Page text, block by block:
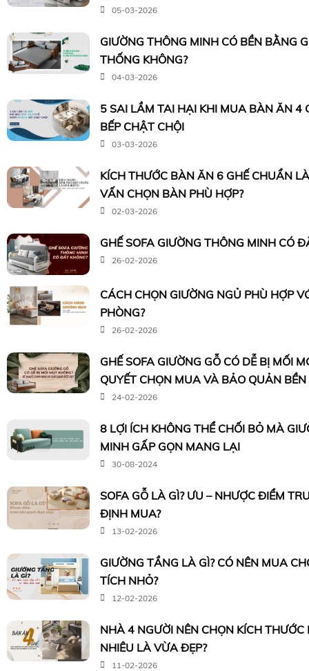
05-03-2026
GIƯỜNG THÔNG MINH CÓ BỀN BẰNG
THỐNG KHÔNG?
04-03-2026
5 SAI LẦM TAI HẠI KHI MUA BÀN ĂN 4
BẾP CHẬT CHỘI
03-03-2026
KÍCH THƯỚC BÀN ĂN 6 GHẾ CHUẨN
VẤN CHỌN BÀN PHÙ HỢP?
02-03-2026
GHẾ SOFA GIƯỜNG THÔNG MINH CÓ
26-02-2026
CÁCH CHỌN GIƯỜNG NGỦ PHÙ HỢP
PHÒNG?
26-02-2026
GHẾ SOFA GIƯỜNG GỖ CÓ DỄ BỊ MỐI
QUYẾT CHỌN MUA VÀ BẢO QUẢN
24-02-2026
8 LỢI ÍCH KHÔNG THỂ CHỐI BỎ MÀ
MINH GẤP GỌN MANG LẠI
30-08-2024
SOFA GỖ LÀ GÌ? ƯU – NHƯỢC ĐIỂM
ĐỊNH MUA?
13-02-2026
GIƯỜNG TẦNG LÀ GÌ? CÓ NÊN MUA
TÍCH NHỎ?
12-02-2026
NHÀ 4 NGƯỜI NÊN CHỌN KÍCH
NHIÊU LÀ VỪA ĐẸP?
11-02-2026